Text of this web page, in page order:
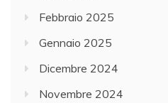
Febbraio 2025
Gennaio 2025
Dicembre 2024
Novembre 2024